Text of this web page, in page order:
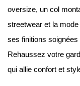
oversize, un col
streetwear et la
ses finitions
Rehaussez votre
qui allie confort et